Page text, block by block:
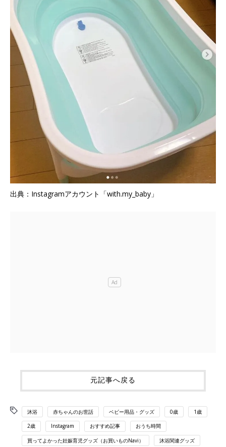
出典：Instagramアカウント「with.my_baby」
元記事へ戻る
沐浴 赤ちゃんのお世話 ベビー用品・グッズ 0歳 1歳
2歳 Instagram おすすめ記事 おうち時間
買ってよかった妊娠育児グッズ（お買いものNavi） 沐浴関連グッズ